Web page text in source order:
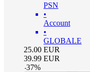
PSN
•
Account
•
GLOBALE
25.00 EUR
39.99 EUR
-37%